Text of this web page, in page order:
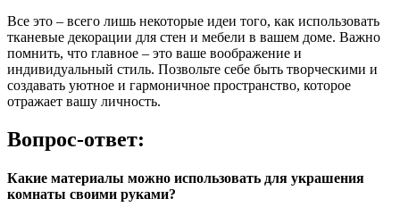
Все это – всего лишь некоторые идеи того, как использовать
тканевые декорации для стен и мебели в вашем доме. Важно
помнить, что главное – это ваше воображение и
индивидуальный стиль. Позвольте себе быть творческими и
создавать уютное и гармоничное пространство, которое
отражает вашу личность.
Вопрос-ответ:
Какие материалы можно использовать для украшения
комнаты своими руками?